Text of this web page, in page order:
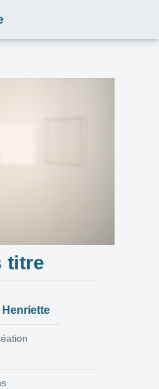
titre
Henriette